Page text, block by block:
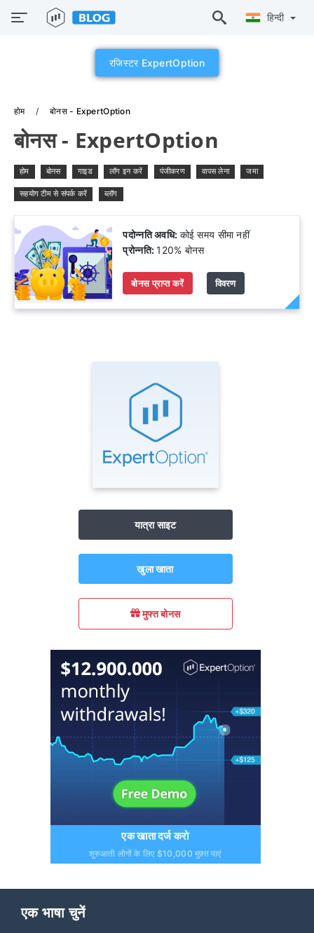
हिन्दी
रजिस्टर ExpertOption
होम बोनस - ExpertOption
बोनस - ExpertOption
होम बोनस गाइड लॉग इन करें पंजीकरण वापस लेना जमा
सहयोग टीम से संपर्क करें ब्लॉग
पदोन्नति अवधि: कोई समय सीमा नहीं
प्रोन्नति:120% बोनस
बोनस प्राप्त करें विवरण
यात्रा साइट
खुला खाता
मुफ्त बोनस
एक खाता दर्ज करो
शुरुआती लोगों के लिए $10,000 मुफ़्त पाएं
एक भाषा चुनें